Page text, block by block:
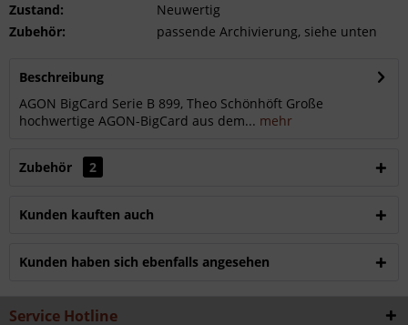
Zustand:
Neuwertig
Zubehör:
passende Archivierung, siehe unten
Beschreibung
AGON BigCard Serie B 899, Theo Schönhöft Große
hochwertige AGON-BigCard aus dem... mehr
Zubehör 2
Kunden kauften auch
Kunden haben sich ebenfalls angesehen
Service Hotline